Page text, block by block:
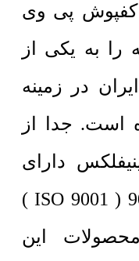
کفپوش پی وی
را به یکی از
در زمینه
است. جدا از
دارای
نشان استاندارد ایزو 9001 ( ISO 9001 )
این